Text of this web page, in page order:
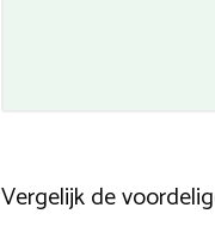
Vergelijk de